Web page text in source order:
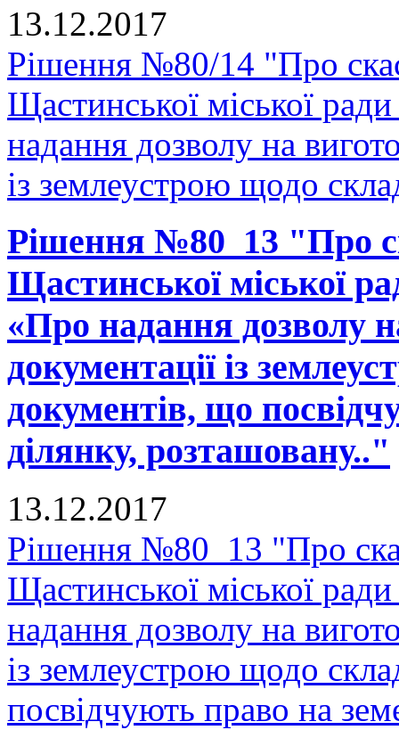
13.12.2017
Рішення №80/14 "Про
Щастинської міської
надання дозволу на
із землеустрою щодо
Рішення №80_13 "Про
Щастинської міської
«Про надання дозволу
документації із
документів, що
ділянку, розташовану.."
13.12.2017
Рішення №80_13 "Про
Щастинської міської
надання дозволу на
із землеустрою щодо
посвідчують право на